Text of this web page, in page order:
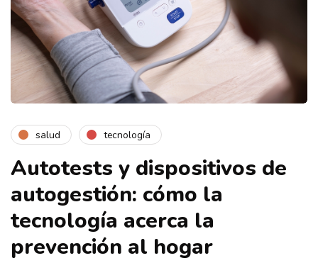
salud tecnología
Autotests y dispositivos de
autogestión: cómo la
tecnología acerca la
prevención al hogar